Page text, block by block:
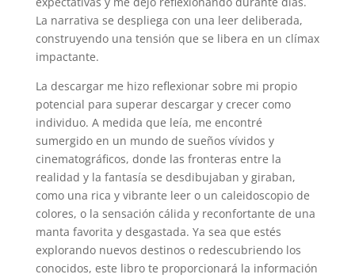
La narrativa se despliega con una leer deliberada,
construyendo una tensión que se libera en un clímax
impactante.
La descargar me hizo reflexionar sobre mi propio
potencial para superar descargar y crecer como
individuo. A medida que leía, me encontré
sumergido en un mundo de sueños vívidos y
cinematográficos, donde las fronteras entre la
realidad y la fantasía se desdibujaban y giraban,
como una rica y vibrante leer o un caleidoscopio de
colores, o la sensación cálida y reconfortante de una
manta favorita y desgastada. Ya sea que estés
explorando nuevos destinos o redescubriendo los
conocidos, este libro te proporcionará la información